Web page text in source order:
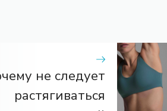
не следует
растягиваться